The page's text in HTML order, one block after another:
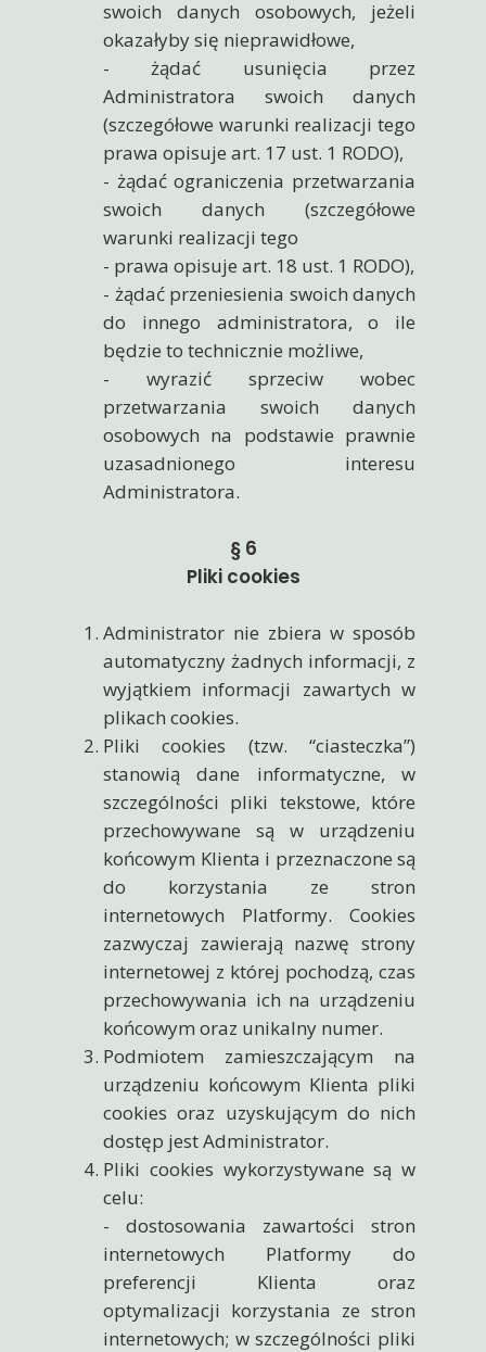
swoich danych osobowych, jeżeli
okazałyby się nieprawidłowe,
- żądać usunięcia przez
Administratora swoich danych
(szczegółowe warunki realizacji tego
prawa opisuje art. 17 ust. 1 RODO),
- żądać ograniczenia przetwarzania
swoich danych (szczegółowe
warunki realizacji tego
- prawa opisuje art. 18 ust. 1 RODO),
- żądać przeniesienia swoich danych
do innego administratora, o ile
będzie to technicznie możliwe,
- wyrazić sprzeciw wobec
przetwarzania swoich danych
osobowych na podstawie prawnie
uzasadnionego interesu
Administratora.
§ 6
Pliki cookies
Administrator nie zbiera w sposób
automatyczny żadnych informacji, z
wyjątkiem informacji zawartych w
plikach cookies.
Pliki cookies (tzw. “ciasteczka”)
stanowią dane informatyczne, w
szczególności pliki tekstowe, które
przechowywane są w urządzeniu
końcowym Klienta i przeznaczone są
do korzystania ze stron
internetowych Platformy. Cookies
zazwyczaj zawierają nazwę strony
internetowej z której pochodzą, czas
przechowywania ich na urządzeniu
końcowym oraz unikalny numer.
Podmiotem zamieszczającym na
urządzeniu końcowym Klienta pliki
cookies oraz uzyskującym do nich
dostęp jest Administrator.
Pliki cookies wykorzystywane są w
celu:
- dostosowania zawartości stron
internetowych Platformy do
preferencji Klienta oraz
optymalizacji korzystania ze stron
internetowych; w szczególności pliki